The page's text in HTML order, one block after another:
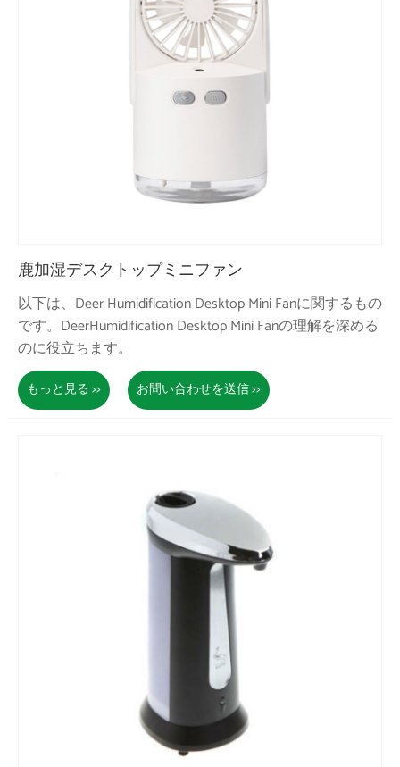
鹿加湿デスクトップミニファン
以下は、Deer Humidification Desktop Mini Fanに関するもの
です。DeerHumidification Desktop Mini Fanの理解を深める
のに役立ちます。
もっと見る >> お問い合わせを送信 >>